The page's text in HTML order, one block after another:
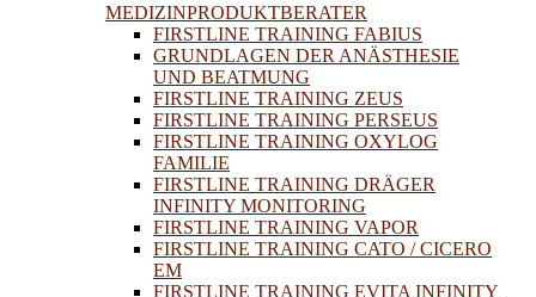
MEDIZINPRODUKTBERATER
FIRSTLINE TRAINING FABIUS
GRUNDLAGEN DER ANÄSTHESIE
UND BEATMUNG
FIRSTLINE TRAINING ZEUS
FIRSTLINE TRAINING PERSEUS
FIRSTLINE TRAINING OXYLOG
FAMILIE
FIRSTLINE TRAINING DRÄGER
INFINITY MONITORING
FIRSTLINE TRAINING VAPOR
FIRSTLINE TRAINING CATO / CICERO
EM
FIRSTLINE TRAINING EVITA INFINITY